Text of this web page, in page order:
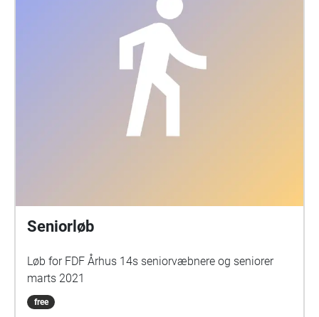
Seniorløb
Løb for FDF Århus 14s seniorvæbnere og seniorer
marts 2021
free